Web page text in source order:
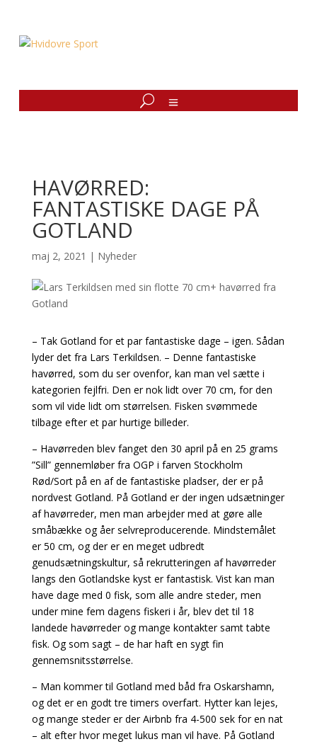
HAVØRRED:
FANTASTISKE DAGE PÅ
GOTLAND
maj 2, 2021 | Nyheder
– Tak Gotland for et par fantastiske dage – igen. Sådan
lyder det fra Lars Terkildsen. – Denne fantastiske
havørred, som du ser ovenfor, kan man vel sætte i
kategorien fejlfri. Den er nok lidt over 70 cm, for den
som vil vide lidt om størrelsen. Fisken svømmede
tilbage efter et par hurtige billeder.
– Havørreden blev fanget den 30 april på en 25 grams
”Sill” gennemløber fra OGP i farven Stockholm
Rød/Sort på en af de fantastiske pladser, der er på
nordvest Gotland. På Gotland er der ingen udsætninger
af havørreder, men man arbejder med at gøre alle
småbække og åer selvreproducerende. Mindstemålet
er 50 cm, og der er en meget udbredt
genudsætningskultur, så rekrutteringen af havørreder
langs den Gotlandske kyst er fantastisk. Vist kan man
have dage med 0 fisk, som alle andre steder, men
under mine fem dagens fiskeri i år, blev det til 18
landede havørreder og mange kontakter samt tabte
fisk. Og som sagt – de har haft en sygt fin
gennemsnitsstørrelse.
– Man kommer til Gotland med båd fra Oskarshamn,
og det er en godt tre timers overfart. Hytter kan lejes,
og mange steder er der Airbnb fra 4-500 sek for en nat
– alt efter hvor meget lukus man vil have. På Gotland